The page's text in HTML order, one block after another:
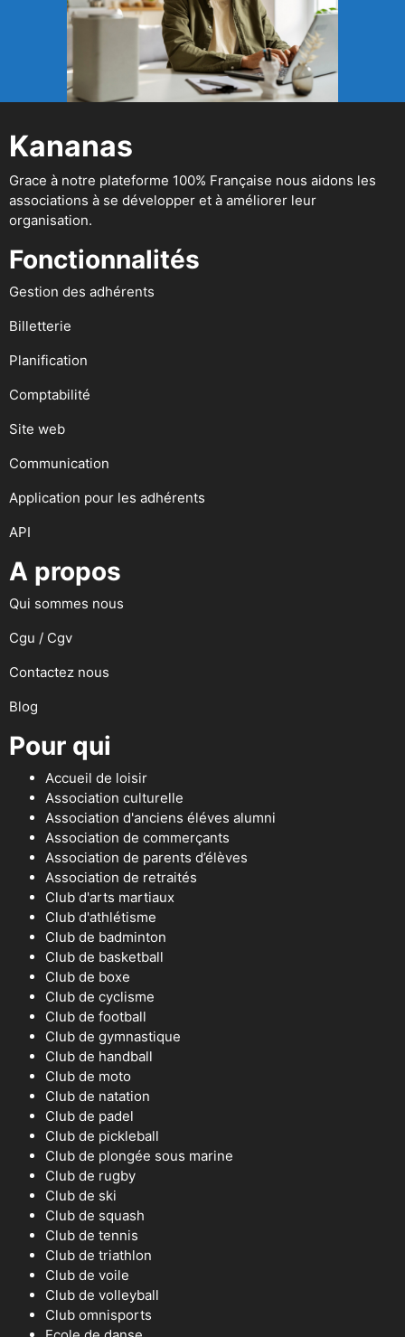
Kananas
Grace à notre plateforme 100% Française nous aidons les
associations à se développer et à améliorer leur
organisation.
Fonctionnalités
Gestion des adhérents
Billetterie
Planification
Comptabilité
Site web
Communication
Application pour les adhérents
API
A propos
Qui sommes nous
Cgu / Cgv
Contactez nous
Blog
Pour qui
Accueil de loisir
Association culturelle
Association d'anciens éléves alumni
Association de commerçants
Association de parents d’élèves
Association de retraités
Club d'arts martiaux
Club d'athlétisme
Club de badminton
Club de basketball
Club de boxe
Club de cyclisme
Club de football
Club de gymnastique
Club de handball
Club de moto
Club de natation
Club de padel
Club de pickleball
Club de plongée sous marine
Club de rugby
Club de ski
Club de squash
Club de tennis
Club de triathlon
Club de voile
Club de volleyball
Club omnisports